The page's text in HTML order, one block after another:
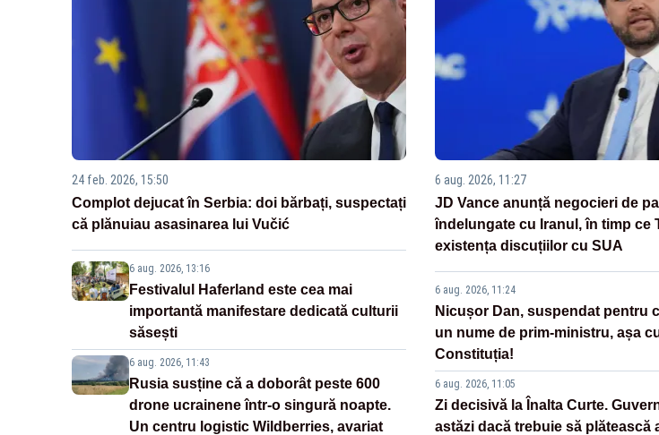
24 feb. 2026, 15:50
Complot dejucat în Serbia: doi bărbați, suspectați
că plănuiau asasinarea lui Vučić
6 aug. 2026, 13:16
Festivalul Haferland este cea mai
importantă manifestare dedicată culturii
săsești
6 aug. 2026, 11:43
Rusia susține că a doborât peste 600
drone ucrainene într-o singură noapte.
Un centru logistic Wildberries, avariat
6 aug. 2026, 11:27
JD Vance anunță negocieri de
îndelungate cu Iranul, în timp ce
existența discuțiilor cu SUA
6 aug. 2026, 11:24
Nicușor Dan, suspendat pentru
un nume de prim-ministru, așa
Constituția!
6 aug. 2026, 11:05
Zi decisivă la Înalta Curte.
astăzi dacă trebuie să plătească